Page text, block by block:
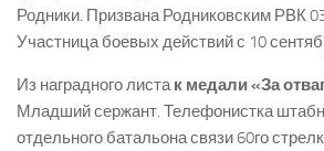
Родники. Призвана Родниковским РВК
Участница боевых действий с 10
Из наградного листак медали «За
Младший сержант. Телефонистка
отдельного батальона связи 60­го